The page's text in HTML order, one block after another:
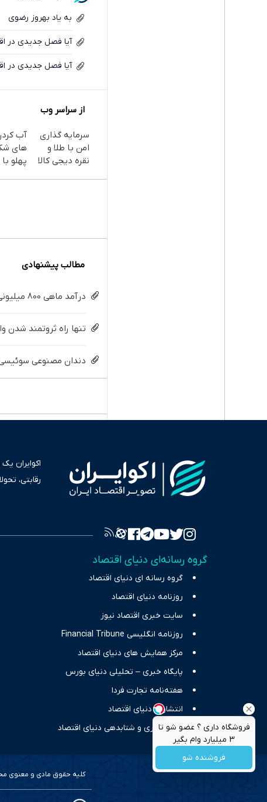
فروشگاه داری ؟ عضو شو تا
3 میلیارد وام بگیر
فروشنده شو
به یاد بهروز رضوی
آیا فصل جدیدی در
آیا فصل جدیدی در
از سراسر وب
سرمایه گذاری
امن با طلا و
نقره دیجی کالا
آب
های
پهلو
مطالب پیشنهادی
درآمد ماهی 800 میلیونی رویا نیست! امتحانش مجانیه😉
تنها راه ثروتمند شدن
دندان مصنوعی
اکوایران
رقابتی،
به عنوان
چالش‌های
اقتصاد
گروه رسانه‌ای دنیای اقتصاد
گروه رسانه ای دنیای اقتصاد
روزنامه دنیای اقتصاد
سایت خبری اقتصاد نیوز
روزنامه انگلیسی Financial Tribune
مرکز همایش های دنیای اقتصاد
پایگاه خبری – تحلیلی دنیای بورس
هفته‌نامه تجارت فردا
انتشارات دنیای اقتصاد
مرکز نوآوری و شتابدهی دنیای اقتصاد
کلیه حقوق مادی و معنوی